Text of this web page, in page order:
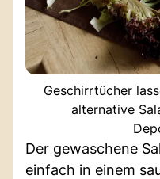
Geschirrtücher
alternative
Der gewaschene
einfach in einem